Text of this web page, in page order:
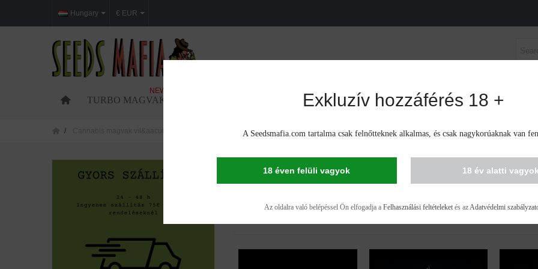
Hungary € EUR
TURBO MAGVAK
NEW
FEMINIZÁLT AUTOVIRÁGZÓ MAGVAK CBD
Cannabis seeds in Poland
CANNABIS SEEDS IN POLAND
Exkluzív hozzáférés 18 +
A Seedsmafia.com tartalma csak felnőtteknek alkalmas, és csak nagykorúaknak van
18 éven felüli vagyok 18 év alatti vagyok
Az oldalra való belépéssel Ön elfogadja a Felhasználási feltételeketés azAdatvédelmi